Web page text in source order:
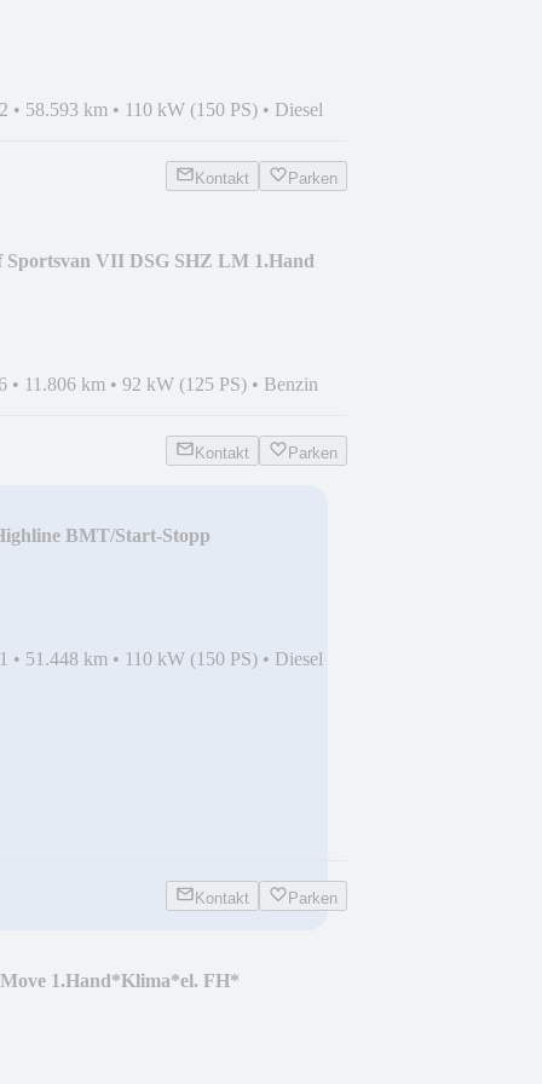
• 58.593 km • 110 kW (150 PS) • Diesel
Kontakt Parken
Sportsvan VII DSG SHZ LM 1.Hand
• 11.806 km • 92 kW (125 PS) • Benzin
Kontakt Parken
BMT/Start-Stopp
• 51.448 km • 110 kW (150 PS) • Diesel
Kontakt Parken
1.Hand*Klima*el. FH*